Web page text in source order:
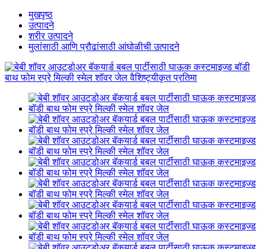
मुखपृष्ठ
उत्पादने
शरीर उत्पादने
मुलांसाठी आणि प्रौढांसाठी आंघोळीची उत्पादने